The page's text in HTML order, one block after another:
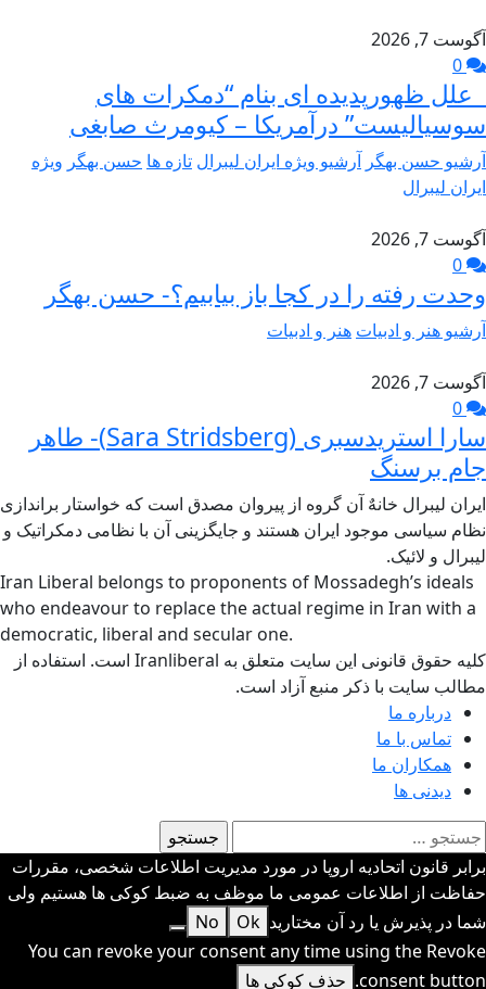
آگوست 7, 2026
علل ظهورپدیده ای بنام “دمکرات های
سوسیالیست” درآمریکا – کیومرث صابغی
آرشیو حسن بهگر آرشیو ویژه ایران لیبرال تازه ها حسن بهگر ویژه
ایران لیبرال
آگوست 7, 2026
وحدت رفته را در کجا باز بیابیم؟- حسن بهگر
آرشیو هنر و ادبیات هنر و ادبیات
آگوست 7, 2026
سارا استریدسبری (Sara Stridsberg)- طاهر
جام برسنگ
ایران لیبرال خانهٌ آن گروه از پیروان مصدق است که خواستار براندازی
نظام سیاسی موجود ایران هستند و جایگزینی آن با نظامی دمکراتیک و
لیبرال و لائیک.
Iran Liberal belongs to proponents of Mossadegh’s ideals
who endeavour to replace the actual regime in Iran with a
democratic, liberal and secular one.
کلیه حقوق قانونی این سایت متعلق به Iranliberal است. استفاده از
مطالب سایت با ذکر منبع آزاد است.
درباره ما
تماس با ما
همکاران ما
دیدنی ها
جستجو
برای:
برابر قانون اتحادیه اروپا در مورد مدیریت اطلاعات شخصی، مقررات
حفاظت از اطلاعات عمومی ما موظف به ضبط کوکی ها هستیم ولی
شما در پذیرش یا رد آن مختارید Ok
No
You can revoke your consent any time using the Revoke
consent button. حذف کوکی ها